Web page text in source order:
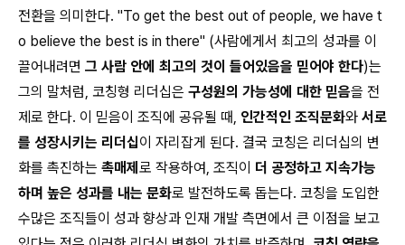
전환을 의미한다. "To get the best out of people, we have t
o believe the best is in there" (사람에게서 최고의 성과를 이
끌어내려면 그 사람 안에 최고의 것이 들어있음을 믿어야 한다)는
그의 말처럼, 코칭형 리더십은 구성원의 가능성에 대한 믿음을 전
제로 한다. 이 믿음이 조직에 공유될 때, 인간적인 조직문화와 서로
를 성장시키는 리더십이 자리잡게 된다. 결국 코칭은 리더십의 변
화를 촉진하는 촉매제 로 작용하여, 조직이 더 공정하고 지속가능
하며 높은 성과를 내는 문화로 발전하도록 돕는다. 코칭을 도입한
수많은 조직들이 성과 향상과 인재 개발 측면에서 큰 이점을 보고